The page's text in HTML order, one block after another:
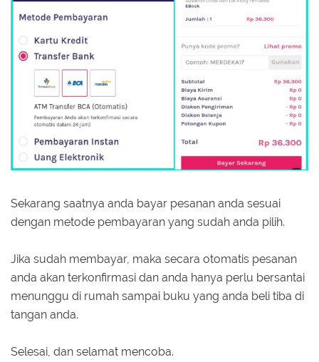
Sekarang saatnya anda bayar pesanan anda sesuai
dengan metode pembayaran yang sudah anda pilih.
Jika sudah membayar, maka secara otomatis pesanan
anda akan terkonfirmasi dan anda hanya perlu bersantai
menunggu di rumah sampai buku yang anda beli tiba di
tangan anda.
Selesai, dan selamat mencoba.